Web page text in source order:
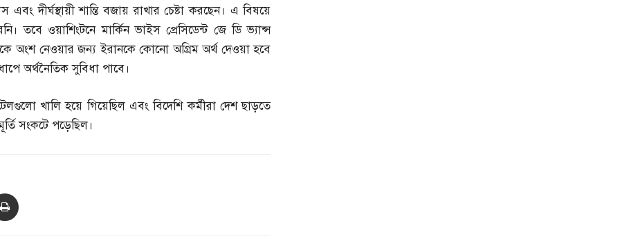
এবং দীর্ঘস্থায়ী শান্তি বজায় রাখার চেষ্টা করছেন। এ বিষয়ে
তবে ওয়াশিংটনে মার্কিন ভাইস প্রেসিডেন্ট জে ডি ভ্যান্স
অংশ নেওয়ার জন্য ইরানকে কোনো অগ্রিম অর্থ দেওয়া হবে
অর্থনৈতিক সুবিধা পাবে।
খালি হয়ে গিয়েছিল এবং বিদেশি কর্মীরা দেশ ছাড়তে
সংকটে পড়েছিল।